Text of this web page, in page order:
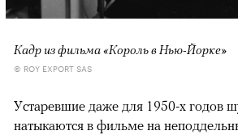
Кадр из фильма «Король в Нью-Йорке»
© ROY EXPORT SAS
Устаревшие даже для 1950-х годов
натыкаются в фильме на